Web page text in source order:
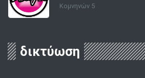
Κομνηνών 5
δικτύωση